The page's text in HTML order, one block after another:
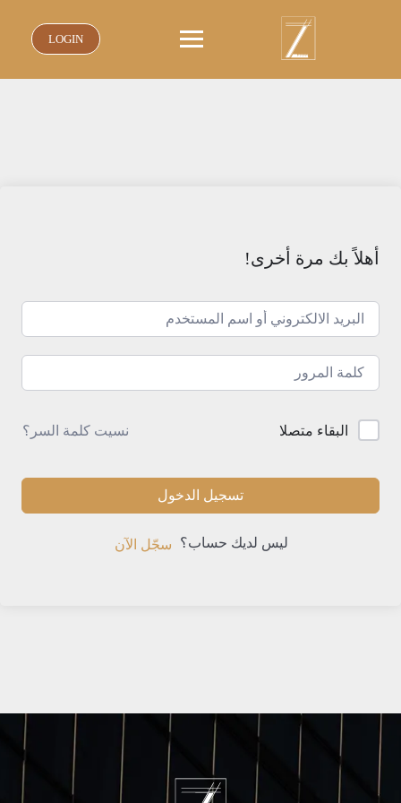
LOGIN
أهلاً بك مرة أخرى!
البقاء متصلا نسيت كلمة السر؟
تسجيل الدخول
ليس لديك حساب؟ سجّل الآن